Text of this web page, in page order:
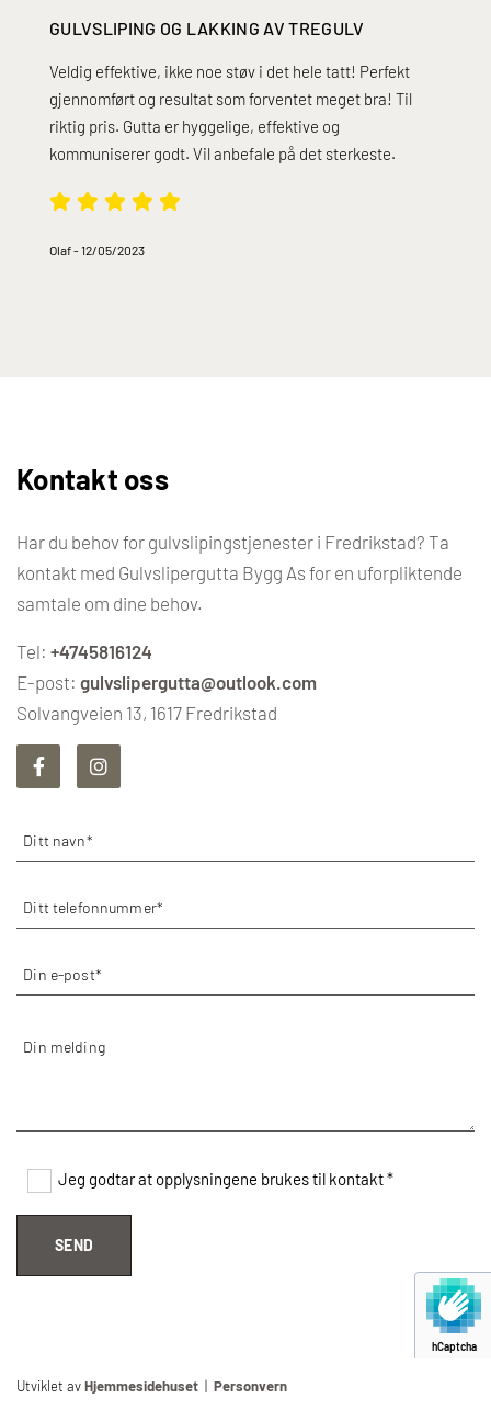
GULVSLIPING OG LAKKING AV TREGULV
Veldig effektive, ikke noe støv i det hele tatt! Perfekt
gjennomført og resultat som forventet meget bra! Til
riktig pris. Gutta er hyggelige, effektive og
kommuniserer godt. Vil anbefale på det sterkeste.
Olaf-12/05/2023
Kontakt oss
Har du behov for gulvslipingstjenester i Fredrikstad? Ta
kontakt med Gulvslipergutta Bygg As for en uforpliktende
samtale om dine behov.
Tel: +4745816124
E-post: gulvslipergutta@outlook.com
Solvangveien 13, 1617 Fredrikstad
Jeg godtar at opplysningene brukes til kontakt *
hCaptcha
Utviklet avHjemmesidehuset | Personvern